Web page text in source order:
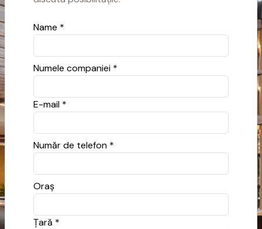
Name *
Numele companiei *
E-mail *
Număr de telefon *
Oraș
Ţară *